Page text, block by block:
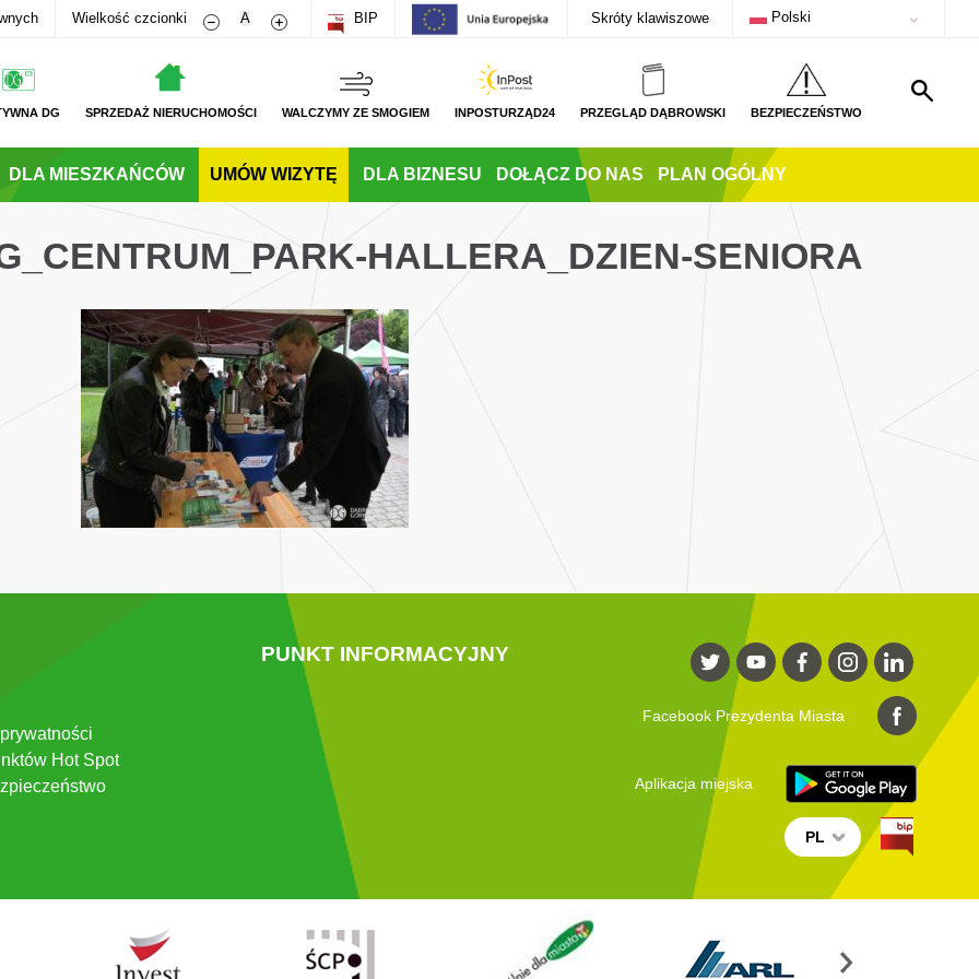
Wielkość czcionki Zmniejsz rozmiar czcionki
A Zwiększ rozmiar czcionki
BIP Skróty klawiszowe Polski
DG SPRZEDAŻ NIERUCHOMOŚCI WALCZYMY ZE SMOGIEM INPOSTURZĄD24 PRZEGLĄD DĄBROWSKI BEZPIECZEŃSTWO
DLA MIESZKAŃCÓW UMÓW WIZYTĘ DLA BIZNESU DOŁĄCZ DO NAS PLAN OGÓLNY
HALLERA_DZIEN-SENIORA
Hot Spot
PUNKT INFORMACYJNY
Facebook Prezydenta Miasta
Aplikacja miejska
PL